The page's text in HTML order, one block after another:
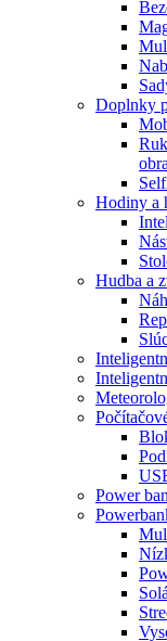
Doplnky
Hodiny a
Hudba a
Power